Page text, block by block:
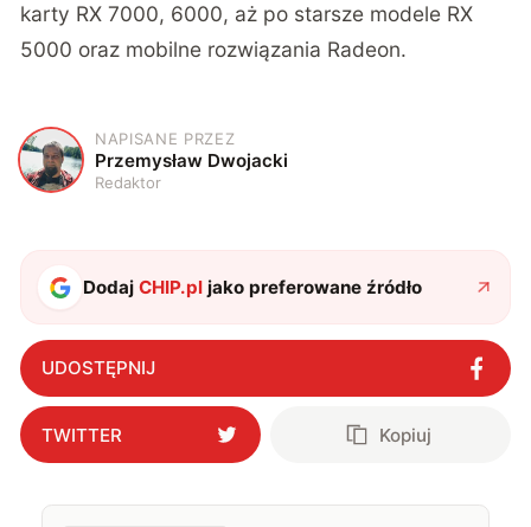
karty RX 7000, 6000, aż po starsze modele RX
5000 oraz mobilne rozwiązania Radeon.
P
NAPISANE PRZEZ
Przemysław Dwojacki
Redaktor
DodajCHIP.pl jako preferowane źródło
UDOSTĘPNIJ
TWITTER Kopiuj